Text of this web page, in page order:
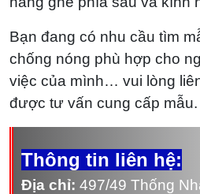
Bạn đang có nhu cầu tìm
chống nóng phù hợp cho
việc của mình… vui lòng
được tư vấn cung cấp mẫu.
Thông tin liên hệ:
Địa chỉ: 497/49 Thống